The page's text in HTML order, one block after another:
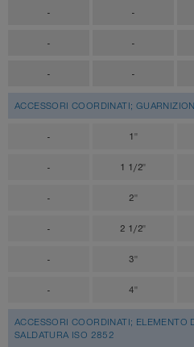
- -
- -
- -
ACCESSORI COORDINATI;
- 1"
- 1 1/2"
- 2"
- 2 1/2"
- 3"
- 4"
ACCESSORI COORDINATI; ELEMENTO
SALDATURA ISO 2852